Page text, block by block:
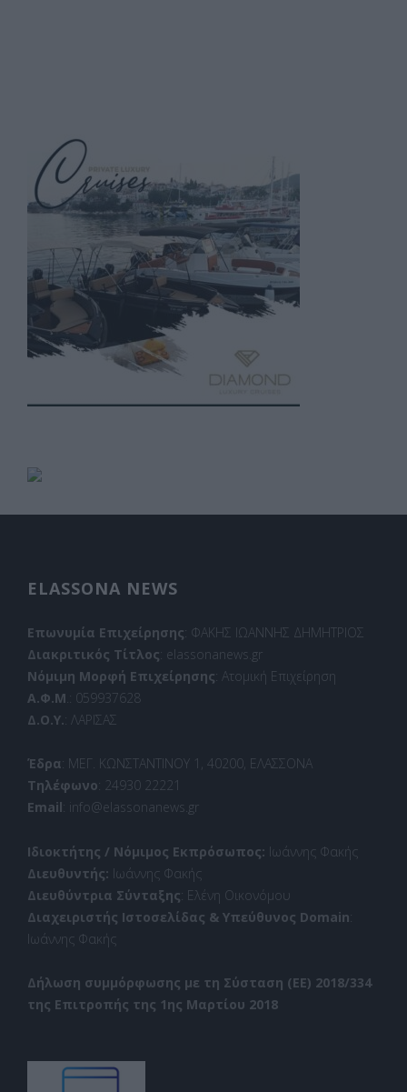
ELASSONA NEWS
Επωνυμία Επιχείρησης: ΦΑΚΗΣ ΙΩΑΝΝΗΣ ΔΗΜΗΤΡΙΟΣ
Διακριτικός Τίτλος: elassonanews.gr
Νόμιμη Μορφή Επιχείρησης: Ατομική Επιχείρηση
Α.Φ.Μ .: 059937628
Δ.Ο.Υ.: ΛΑΡΙΣΑΣ
Έδρα: ΜΕΓ. ΚΩΝΣΤΑΝΤΙΝΟΥ 1, 40200, ΕΛΑΣΣΟΝΑ
Τηλέφωνο: 24930 22221
Email: info@elassonanews.gr
Ιδιοκτήτης / Νόμιμος Εκπρόσωπος: Ιωάννης Φακής
Διευθυντής: Ιωάννης Φακής
Διευθύντρια Σύνταξης: Ελένη Οικονόμου
Διαχειριστής Ιστοσελίδας & Υπεύθυνος Domain:
Ιωάννης Φακής
Δήλωση συμμόρφωσης με τη Σύσταση (ΕΕ) 2018/334
της Επιτροπής της 1ης Μαρτίου 2018